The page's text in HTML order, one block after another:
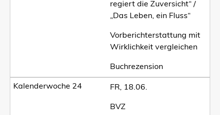
regiert die Zuversicht“ /
„Das Leben, ein Fluss“
Vorberichterstattung mit
Wirklichkeit vergleichen
Buchrezension
FR, 18.06.
BVZ